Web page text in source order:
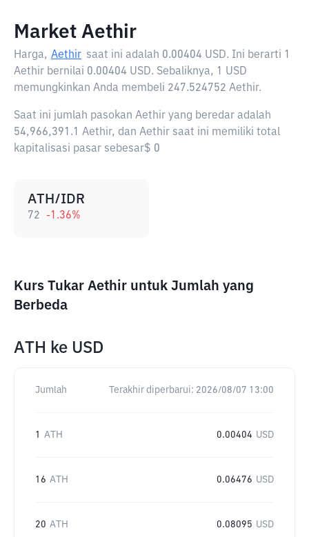
Market Aethir
Harga, Aethir saat ini adalah 0.00404 USD. Ini berarti 1
Aethir bernilai 0.00404 USD. Sebaliknya, 1 USD
memungkinkan Anda membeli 247.524752 Aethir.
Saat ini jumlah pasokan Aethir yang beredar adalah
54,966,391.1 Aethir, dan Aethir saat ini memiliki total
kapitalisasi pasar sebesar$ 0
ATH/IDR
72 -1.36%
Kurs Tukar Aethir untuk Jumlah yang
Berbeda
ATH ke USD
Jumlah Terakhir diperbarui: 2026/08/07 13:00
1 ATH 0.00404 USD
16 ATH 0.06476 USD
20 ATH 0.08095 USD